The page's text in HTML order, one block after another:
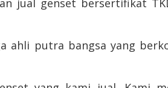
jual genset bersertifikat
ahli putra bangsa yang